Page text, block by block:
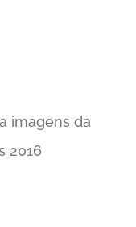
imagens da
2016